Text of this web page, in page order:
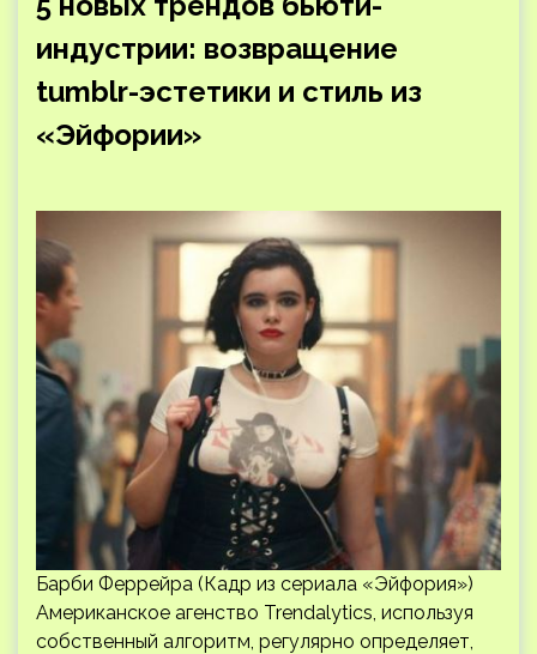
индустрии: возвращение
tumblr-эстетики и стиль из
«Эйфории»
Барби Феррейра (Кадр из сериала «Эйфория»)
Американское агенство Trendalytics, используя
собственный алгоритм, регулярно определяет,